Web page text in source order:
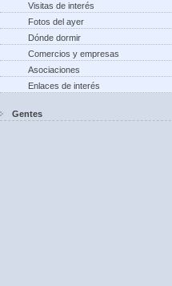
Visitas de interés
Fotos del ayer
Dónde dormir
Comercios y empresas
Asociaciones
Enlaces de interés
Gentes